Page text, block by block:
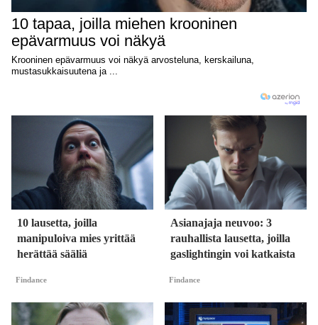
10 lausetta, joilla
manipuloiva mies yrittää
herättää sääliä
Findance
Asianajaja neuvoo: 3
rauhallista lausetta, joilla
gaslightingin voi katkaista
Findance